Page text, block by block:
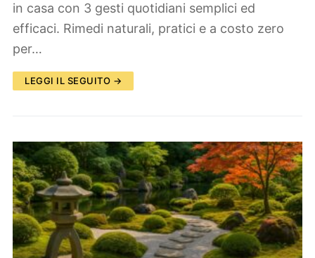
in casa con 3 gesti quotidiani semplici ed
efficaci. Rimedi naturali, pratici e a costo zero
per…
LEGGI IL SEGUITO →